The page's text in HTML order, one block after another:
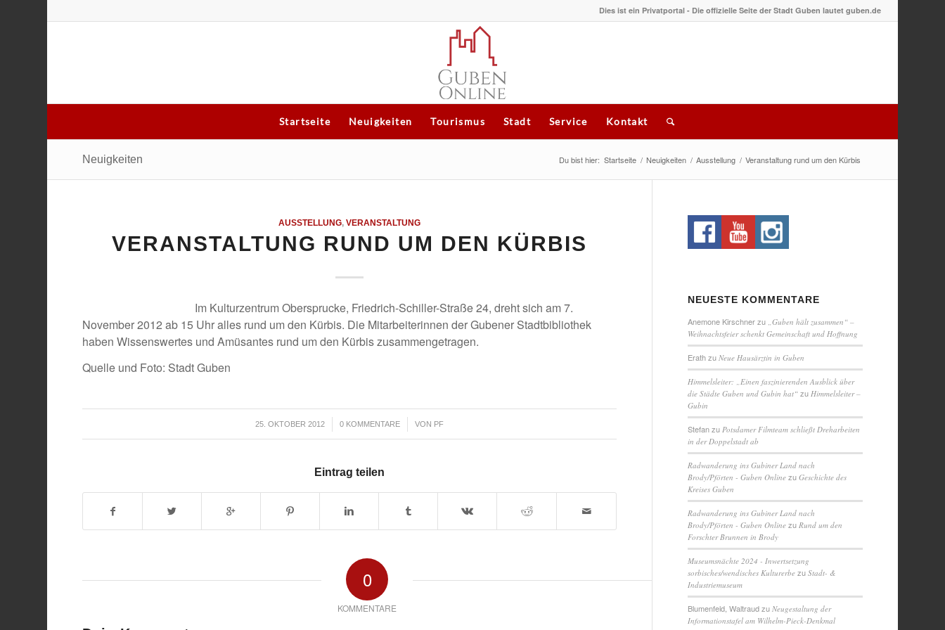
Dies ist ein Privatportal - Die offizielle Seite der Stadt Guben lautet guben.de
Startseite Neuigkeiten Tourismus Stadt Service Kontakt
Neuigkeiten Du bist hier: Startseite / Neuigkeiten / Ausstellung / Veranstaltung rund um den Kürbis
AUSSTELLUNG,VERANSTALTUNG
VERANSTALTUNG RUND UM DEN KÜRBIS
Im Kulturzentrum Obersprucke, Friedrich-Schiller-Straße 24, dreht sich am 7.
November 2012 ab 15 Uhr alles rund um den Kürbis. Die Mitarbeiterinnen der Gubener Stadtbibliothek
haben Wissenswertes und Amüsantes rund um den Kürbis zusammengetragen.
Quelle und Foto: Stadt Guben
25. OKTOBER 2012
/ 0 KOMMENTARE
/ VON PF
Eintrag teilen
0
KOMMENTARE
NEUESTE KOMMENTARE
Anemone Kirschnerzu „Guben hält zusammen“ –
Weihnachtsfeier schenkt Gemeinschaft und Hoffnung
ErathzuNeue Hausärztin in Guben
Himmelsleiter: „Einen faszinierenden Ausblick über
die Städte Guben und Gubin hat“ zu Himmelsleiter –
Gubin
Stefanzu Potsdamer Filmteam schließt Dreharbeiten
in der Doppelstadt ab
Radwanderung ins Gubiner Land nach
Brody/Pförten - Guben Online zuGeschichte des
Kreises Guben
Radwanderung ins Gubiner Land nach
Brody/Pförten - Guben Online zu Rund um den
Forschter Brunnen in Brody
Museumsnächte 2024 - Inwertsetzung
sorbisches/wendisches Kulturerbe zuStadt- &
Industriemuseum
Blumenfeld, WaltraudzuNeugestaltung der
Informationstafel am Wilhelm-Pieck-Denkmal